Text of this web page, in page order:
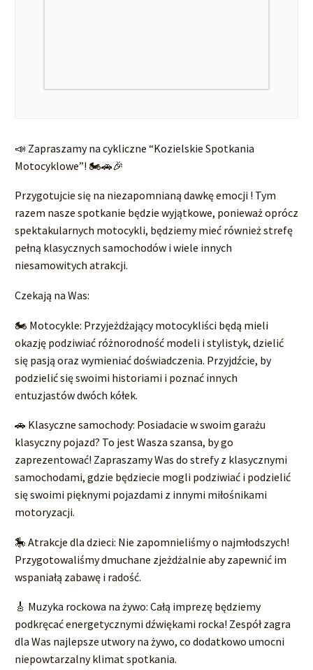
📣 Zapraszamy na cykliczne “Kozielskie Spotkania
Motocyklowe”! 🏍️🚗🎉
Przygotujcie się na niezapomnianą dawkę emocji ! Tym
razem nasze spotkanie będzie wyjątkowe, ponieważ oprócz
spektakularnych motocykli, będziemy mieć również strefę
pełną klasycznych samochodów i wiele innych
niesamowitych atrakcji.
Czekają na Was:
🏍️ Motocykle: Przyjeżdżający motocykliści będą mieli
okazję podziwiać różnorodność modeli i stylistyk, dzielić
się pasją oraz wymieniać doświadczenia. Przyjdźcie, by
podzielić się swoimi historiami i poznać innych
entuzjastów dwóch kółek.
🚗 Klasyczne samochody: Posiadacie w swoim garażu
klasyczny pojazd? To jest Wasza szansa, by go
zaprezentować! Zapraszamy Was do strefy z klasycznymi
samochodami, gdzie będziecie mogli podziwiać i podzielić
się swoimi pięknymi pojazdami z innymi miłośnikami
motoryzacji.
🎠 Atrakcje dla dzieci: Nie zapomnieliśmy o najmłodszych!
Przygotowaliśmy dmuchane zjeżdżalnie aby zapewnić im
wspaniałą zabawę i radość.
🎸 Muzyka rockowa na żywo: Całą imprezę będziemy
podkręcać energetycznymi dźwiękami rocka! Zespół zagra
dla Was najlepsze utwory na żywo, co dodatkowo umocni
niepowtarzalny klimat spotkania.